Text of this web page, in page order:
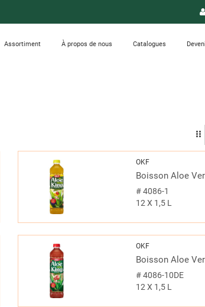
Assortiment À propos de nous Catalogues
OKF
Boisson Aloe
#4086-1
12 X 1,5 L
OKF
Boisson Aloe
#4086-10DE
12 X 1,5 L